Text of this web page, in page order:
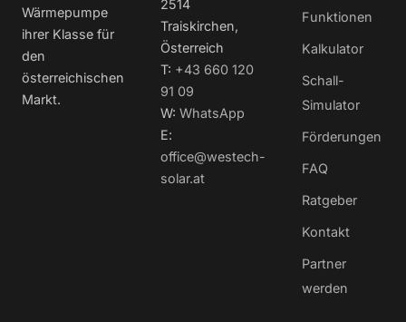
Wärmepumpe
ihrer Klasse für
den
österreichischen
Markt.
2514
Traiskirchen,
Österreich
T: +43 660 120
91 09
W: WhatsApp
E:
office@westech-
solar.at
Funktionen
Kalkulator
Schall-
Simulator
Förderungen
FAQ
Ratgeber
Kontakt
Partner
werden